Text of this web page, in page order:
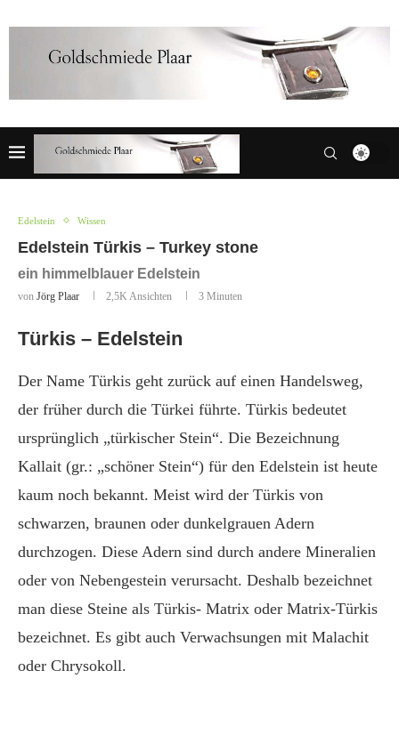
Edelstein Wissen
Edelstein Türkis – Turkey stone
ein himmelblauer Edelstein
von Jörg Plaar 2,5K Ansichten 3 Minuten
Türkis – Edelstein
Der Name Türkis geht zurück auf einen Handelsweg,
der früher durch die Türkei führte. Türkis bedeutet
ursprünglich „türkischer Stein“. Die Bezeichnung
Kallait (gr.: „schöner Stein“) für den Edelstein ist heute
kaum noch bekannt. Meist wird der Türkis von
schwarzen, braunen oder dunkelgrauen Adern
durchzogen. Diese Adern sind durch andere Mineralien
oder von Nebengestein verursacht. Deshalb bezeichnet
man diese Steine als Türkis- Matrix oder Matrix-Türkis
bezeichnet. Es gibt auch Verwachsungen mit Malachit
oder Chrysokoll.